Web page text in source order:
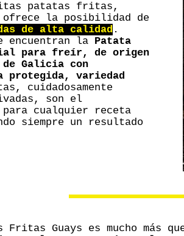
patatas fritas,
ofrece la posibilidad de
de alta calidad .
encuentran la Patata
para freír, de origen
de Galicia con
protegida, variedad
cuidadosamente
son el
cualquier receta
siempre un resultado
Fritas Guays es mucho más